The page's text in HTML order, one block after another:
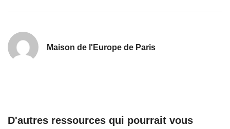
Maison de l'Europe de Paris
D'autres ressources qui pourrait vous